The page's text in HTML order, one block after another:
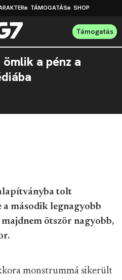
TÁMOGATÁS SHOP
Támogatás
a pénz a
tolt
második legnagyobb
ötször nagyobb,
monstrummá sikerült